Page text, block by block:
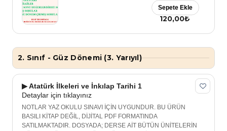
120,00₺
Sepete Ekle
2. Sınıf - Güz Dönemi (3. Yarıyıl)
▶ Atatürk İlkeleri ve İnkılap Tarihi 1
Detaylar için tıklayınız
NOTLAR YAZ OKULU SINAVI İÇİN UYGUNDUR. BU ÜRÜN
BASILI KİTAP DEĞİL, DİJİTAL PDF FORMATINDA
SATILMAKTADIR. DOSYADA; DERSE AİT BÜTÜN ÜNİTELERİN